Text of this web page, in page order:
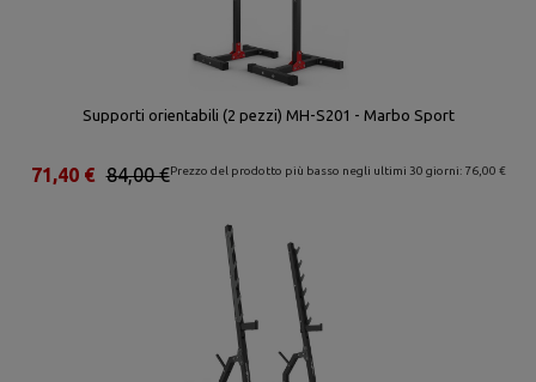
Supporti orientabili (2 pezzi) MH-S201 - Marbo Sport
Prezzo del prodotto più basso negli ultimi 30 giorni: 76,00 €
84,00 €
71,40 €